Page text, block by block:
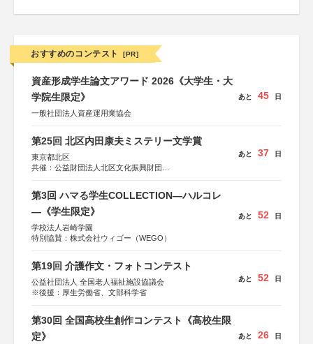
おすすめのコンテスト [PR]
資産形成学生論文アワード 2026《大学生・大
学院生限定》
一般社団法人資産運用業協会
あと 45 日
第25回 北区内田康夫ミステリー文学賞
東京都北区
共催：公益財団法人北区文化振興財団
協賛：株式会社実業之日本社
あと 37 日
第3回 ハマる学生COLLECTION―ハルコレ
―《学生限定》
学校法人岩崎学園
特別協賛：株式会社ウィゴー（WEGO）
あと 52 日
第19回 介護作文・フォトコンテスト
公益社団法人 全国老人福祉施設協議会
※後援：厚生労働省、文部科学省
あと 52 日
第30回 全国高校生創作コンテスト《高校生限
定》
あと 26 日